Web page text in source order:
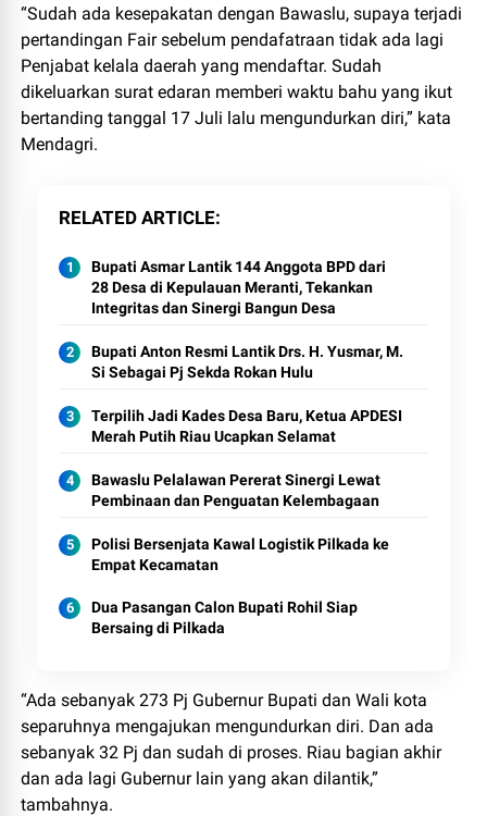
“Sudah ada kesepakatan dengan Bawaslu, supaya terjadi
pertandingan Fair sebelum pendafatraan tidak ada lagi
Penjabat kelala daerah yang mendaftar. Sudah
dikeluarkan surat edaran memberi waktu bahu yang ikut
bertanding tanggal 17 Juli lalu mengundurkan diri,” kata
Mendagri.
RELATED ARTICLE
Bupati Asmar Lantik 144 Anggota BPD dari
28 Desa di Kepulauan Meranti, Tekankan
Integritas dan Sinergi Bangun Desa
Bupati Anton Resmi Lantik Drs. H. Yusmar, M.
Si Sebagai Pj Sekda Rokan Hulu
Terpilih Jadi Kades Desa Baru, Ketua APDESI
Merah Putih Riau Ucapkan Selamat
Bawaslu Pelalawan Pererat Sinergi Lewat
Pembinaan dan Penguatan Kelembagaan
Polisi Bersenjata Kawal Logistik Pilkada ke
Empat Kecamatan
Dua Pasangan Calon Bupati Rohil Siap
Bersaing di Pilkada
“Ada sebanyak 273 Pj Gubernur Bupati dan Wali kota
separuhnya mengajukan mengundurkan diri. Dan ada
sebanyak 32 Pj dan sudah di proses. Riau bagian akhir
dan ada lagi Gubernur lain yang akan dilantik,”
tambahnya.